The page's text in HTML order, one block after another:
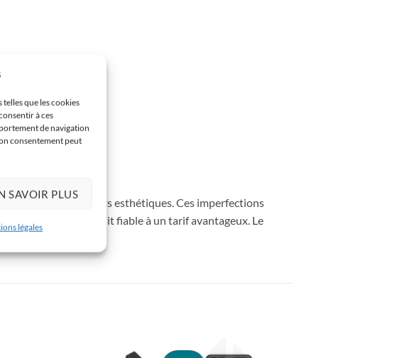
que les cookies
à ces
de navigation
consentement peut
SAVOIR PLUS
légales
de légers défauts esthétiques. Ces imperfections
Profitez d’un produit fiable à un tarif avantageux. Le